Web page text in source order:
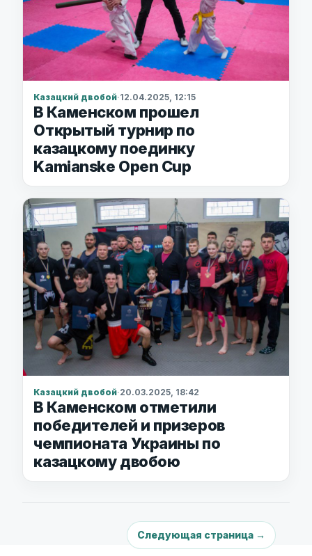
Казацкий двобой·12.04.2025, 12:15
В Каменском прошел
Открытый турнир по
казацкому поединку
Kamianske Open Cup
Казацкий двобой·20.03.2025, 18:42
В Каменском отметили
победителей и призеров
чемпионата Украины по
казацкому двобою
Следующая страница →